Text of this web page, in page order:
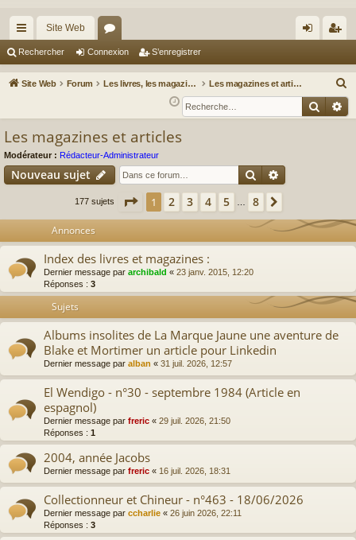
cc
ès
Site Web
or
u ne
xi
nr
eg
Rechercher Connexion S’enregistrer
Site Web Forum Les livres, les magazines et autres articles de presse Les magazines et articles
e
c
e
r
Les magazines et articles
Modérateur : Rédacteur-Administrateur
Nouveau sujet Rechercher
177 sujets Page 1sur
1 2 3 4 5 8
Annonces
Index des livres et magazines :
Dernier message par archibald « 23 janv. 2015, 12:20
Réponses : 3
Sujets
Albums insolites de La Marque Jaune une aventure de
Blake et Mortimer un article pour Linkedin
Dernier message par alban « 31 juil. 2026, 12:57
El Wendigo - n°30 - septembre 1984 (Article en
espagnol)
Dernier message par freric « 29 juil. 2026, 21:50
Réponses : 1
2004, année Jacobs
Dernier message par freric « 16 juil. 2026, 18:31
Collectionneur et Chineur - n°463 - 18/06/2026
Dernier message par ccharlie « 26 juin 2026, 22:11
Réponses : 3